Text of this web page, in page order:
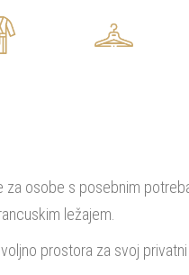
osobe s posebnim
ležajem.
prostora za svoj